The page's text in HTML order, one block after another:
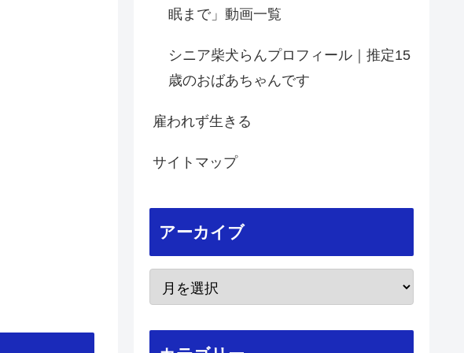
眠まで」動画一覧
シニア柴犬らんプロフィール｜推定15
歳のおばあちゃんです
雇われず生きる
サイトマップ
アーカイブ